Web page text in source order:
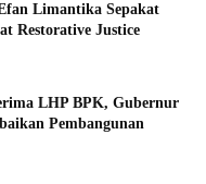
Limantika Sepakat
Restorative Justice
LHP BPK, Gubernur
Pembangunan